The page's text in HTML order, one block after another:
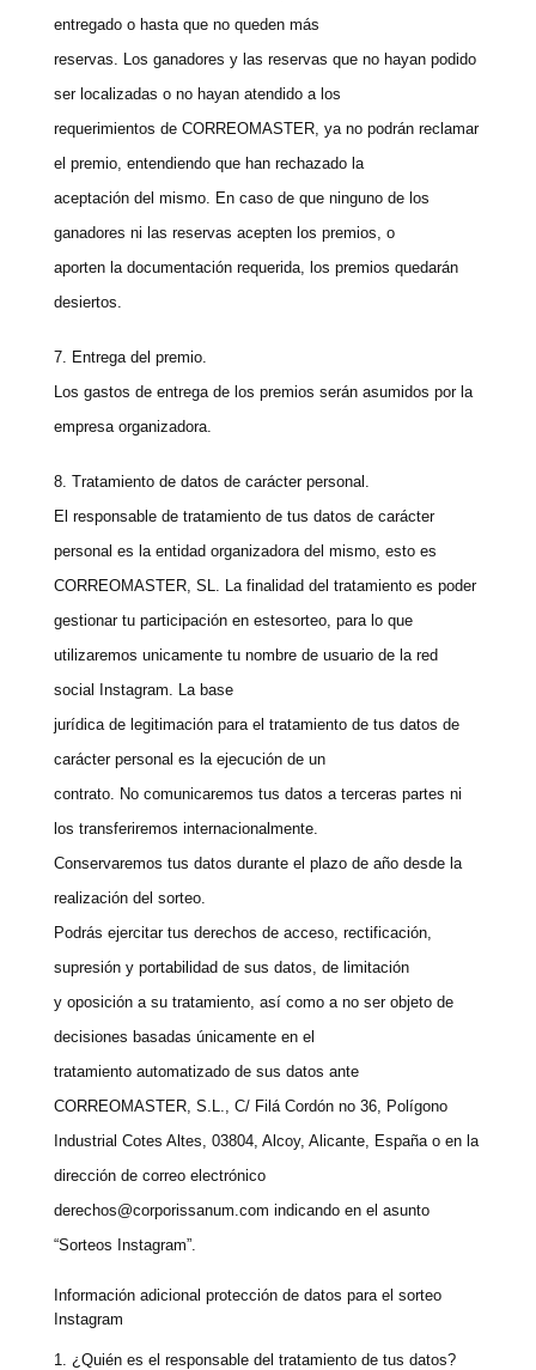
entregado o hasta que no queden más
reservas. Los ganadores y las reservas que no hayan podido
ser localizadas o no hayan atendido a los
requerimientos de CORREOMASTER, ya no podrán reclamar
el premio, entendiendo que han rechazado la
aceptación del mismo. En caso de que ninguno de los
ganadores ni las reservas acepten los premios, o
aporten la documentación requerida, los premios quedarán
desiertos.
7. Entrega del premio.
Los gastos de entrega de los premios serán asumidos por la
empresa organizadora.
8. Tratamiento de datos de carácter personal.
El responsable de tratamiento de tus datos de carácter
personal es la entidad organizadora del mismo, esto es
CORREOMASTER, SL. La finalidad del tratamiento es poder
gestionar tu participación en estesorteo, para lo que
utilizaremos unicamente tu nombre de usuario de la red
social Instagram. La base
jurídica de legitimación para el tratamiento de tus datos de
carácter personal es la ejecución de un
contrato. No comunicaremos tus datos a terceras partes ni
los transferiremos internacionalmente.
Conservaremos tus datos durante el plazo de año desde la
realización del sorteo.
Podrás ejercitar tus derechos de acceso, rectificación,
supresión y portabilidad de sus datos, de limitación
y oposición a su tratamiento, así como a no ser objeto de
decisiones basadas únicamente en el
tratamiento automatizado de sus datos ante
CORREOMASTER, S.L., C/ Filá Cordón no 36, Polígono
Industrial Cotes Altes, 03804, Alcoy, Alicante, España o en la
dirección de correo electrónico
derechos@corporissanum.com indicando en el asunto
“Sorteos Instagram”.
Información adicional protección de datos para el sorteo
Instagram
1. ¿Quién es el responsable del tratamiento de tus datos?